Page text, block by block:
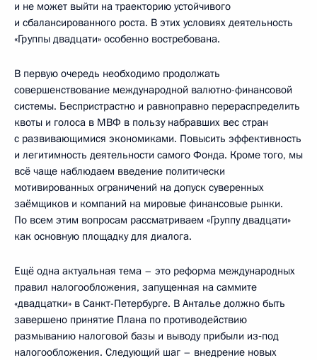
и не может выйти на траекторию устойчивого
и сбалансированного роста. В этих условиях деятельность
«Группы двадцати» особенно востребована.
В первую очередь необходимо продолжать
совершенствование международной валютно-финансовой
системы. Беспристрастно и равноправно перераспределить
квоты и голоса в МВФ в пользу набравших вес стран
с развивающимися экономиками. Повысить эффективность
и легитимность деятельности самого Фонда. Кроме того, мы
всё чаще наблюдаем введение политически
мотивированных ограничений на допуск суверенных
заёмщиков и компаний на мировые финансовые рынки.
По всем этим вопросам рассматриваем «Группу двадцати»
как основную площадку для диалога.
Ещё одна актуальная тема – это реформа международных
правил налогообложения, запущенная на саммите
«двадцатки» в Санкт-Петербурге. В Анталье должно быть
завершено принятие Плана по противодействию
размыванию налоговой базы и выводу прибыли из‑под
налогообложения. Следующий шаг – внедрение новых